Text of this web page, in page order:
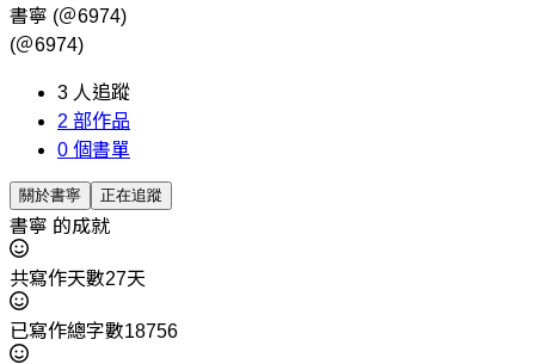
書寧 (＠6974)
(＠6974)
3 人追蹤
2 部作品
0 個書單
關於書寧 正在追蹤
書寧 的成就
共寫作天數27天
已寫作總字數18756